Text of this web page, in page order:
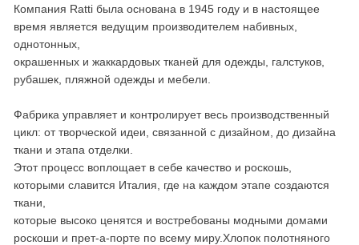
Компания Ratti была основана в 1945 году и в настоящее
время является ведущим производителем набивных,
однотонных,
окрашенных и жаккардовых тканей для одежды, галстуков,
рубашек, пляжной одежды и мебели.
Фабрика управляет и контролирует весь производственный
цикл: от творческой идеи, связанной с дизайном, до дизайна
ткани и этапа отделки.
Этот процесс воплощает в себе качество и роскошь,
которыми славится Италия, где на каждом этапе создаются
ткани,
которые высоко ценятся и востребованы модными домами
роскоши и прет-а-порте по всему миру.Хлопок полотняного